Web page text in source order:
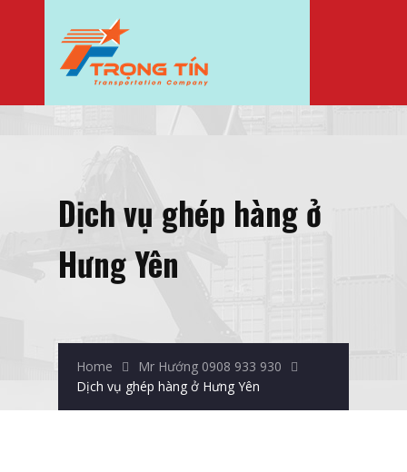
Dịch vụ ghép hàng ở
Hưng Yên
Home
Mr Hướng 0908 933 930
Dịch vụ ghép hàng ở Hưng Yên